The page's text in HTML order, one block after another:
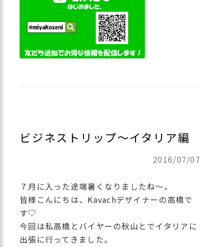
ビジネストリップ～イタリア編
2016/07/07
７月に入った途端暑くなりましたね～。
皆様こんにちは、Kavachデザイナーの高橋で
す♡
今回は私高橋とバイヤーの秋山とでイタリアに
出張に行ってきました。